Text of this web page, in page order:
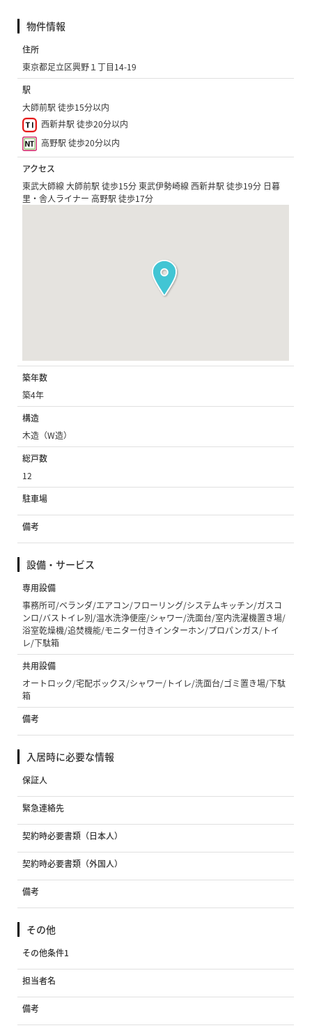
物件情報
住所
東京都足立区興野１丁目14-19
駅
大師前駅 徒歩15分以内
西新井駅 徒歩20分以内
高野駅 徒歩20分以内
アクセス
東武大師線 大師前駅 徒歩15分 東武伊勢崎線 西新井駅 徒歩19分 日暮
里・舎人ライナー 高野駅 徒歩17分
築年数
築4年
構造
木造（W造）
総戸数
12
駐車場
備考
設備・サービス
専用設備
事務所可/ベランダ/エアコン/フローリング/システムキッチン/ガスコ
ンロ/バストイレ別/温水洗浄便座/シャワー/洗面台/室内洗濯機置き場/
浴室乾燥機/追焚機能/モニター付きインターホン/プロパンガス/トイ
レ/下駄箱
共用設備
オートロック/宅配ボックス/シャワー/トイレ/洗面台/ゴミ置き場/下駄
箱
備考
入居時に必要な情報
保証人
緊急連絡先
契約時必要書類（日本人）
契約時必要書類（外国人）
備考
その他
その他条件1
担当者名
備考